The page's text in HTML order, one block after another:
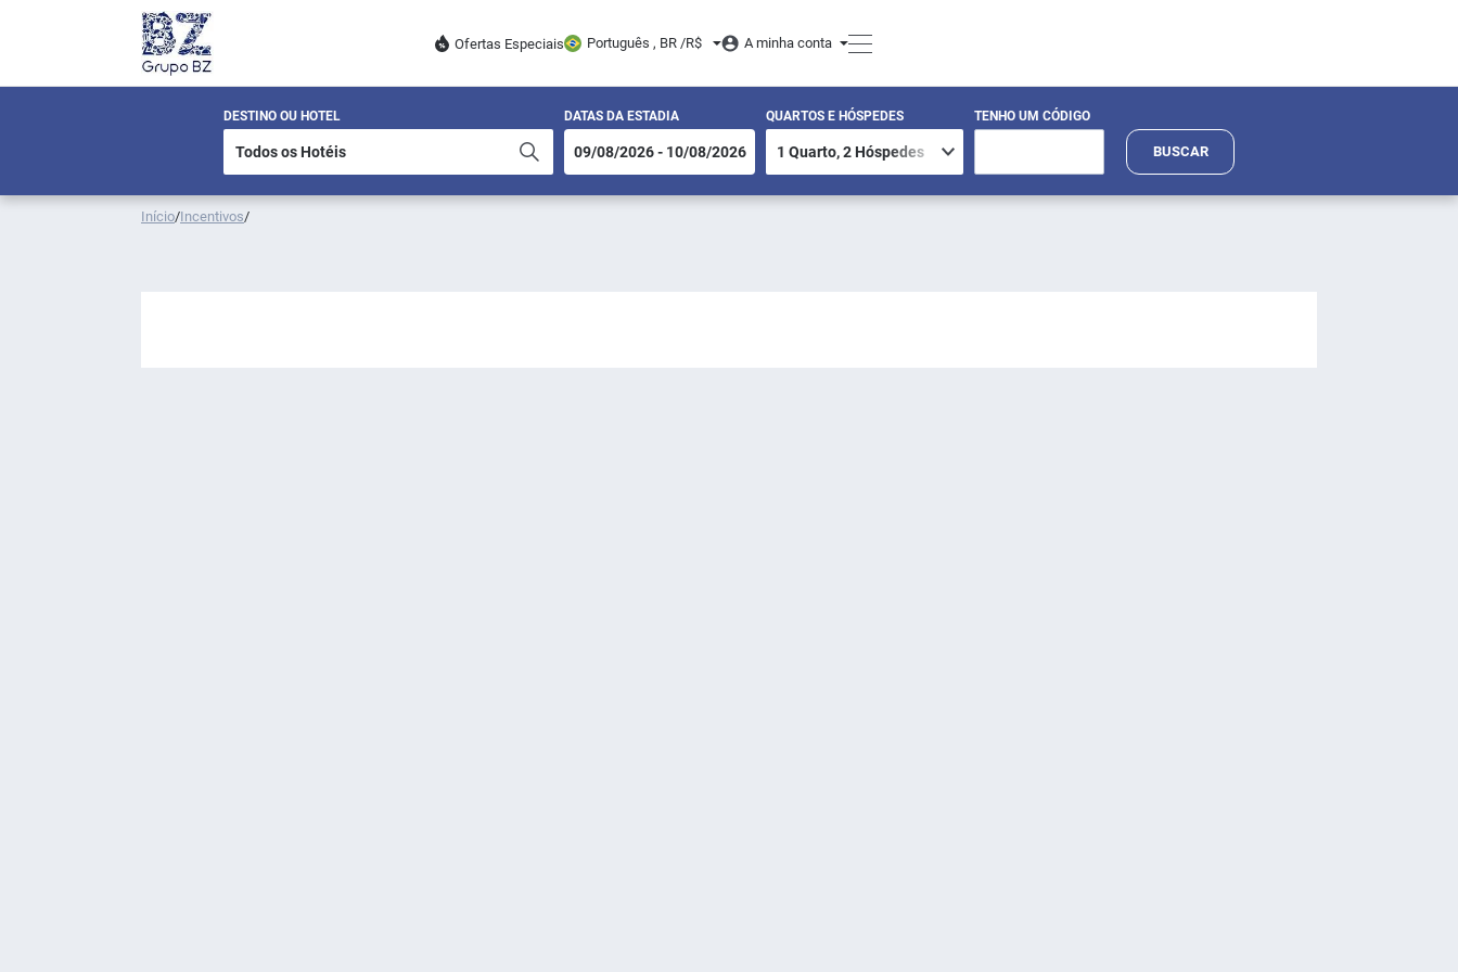
Ofertas Especiais Português , BR /R$ A minha conta
DESTINO OU HOTEL DATAS DA ESTADIA QUARTOS E HÓSPEDES TENHO UM CÓDIGO
BUSCAR
Início/Incentivos/